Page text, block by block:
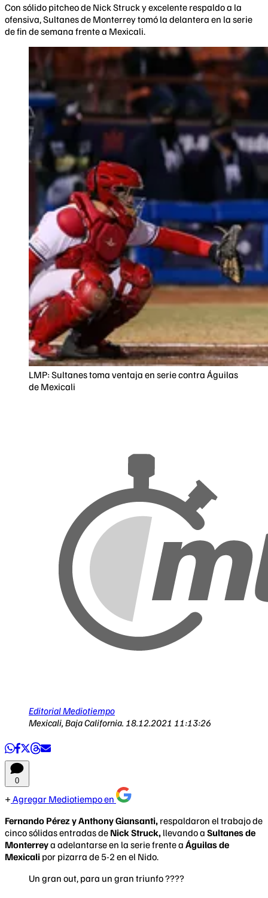
Con sólido pitcheo de Nick Struck y excelente respaldo a la
ofensiva, Sultanes de Monterrey tomó la delantera en la serie
de fin de semana frente a Mexicali.
LMP: Sultanes toma ventaja en serie contra Águilas
de Mexicali
Editorial Mediotiempo
Mexicali, Baja California. 18.12.2021 11:13:26
0
Agregar Mediotiempo en
Fernando Pérez y Anthony Giansanti, respaldaron el trabajo de
cinco sólidas entradas de Nick Struck, llevando a Sultanes de
Monterreya adelantarse en la serie frente a Águilas de
Mexicali por pizarra de 5-2 en el Nido.
Un gran out, para un gran triunfo ????